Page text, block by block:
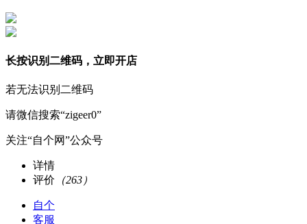
长按识别二维码，立即开店
若无法识别二维码
请微信搜索“zigeer0”
关注“自个网”公众号
详情
评价 （263）
自个
客服